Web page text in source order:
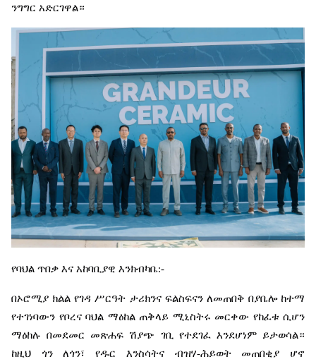
ንግግር አድርገዋል።
የባህል ጥበቃ እና አከባቢያዊ እንክብካቤ:-
በኦሮሚያ ክልል የገዳ ሥርዓት ታሪክንና ፍልስፍናን ለመጠበቅ በያቤሎ ከተማ
የተገነባውን የቦረና ባህል ማዕከል ጠቅላይ ሚኒስትሩ መርቀው የከፈቱ ሲሆን
ማዕከሉ በመደመር መጽሐፍ ሽያጭ ገቢ የተደገፈ እንደሆነም ይታወሳል።
ከዚህ
ጎን ለጎን፣ የዱር እንስሳትና ብዝሃ-ሕይወት መጠበቂያ
ሆኖ